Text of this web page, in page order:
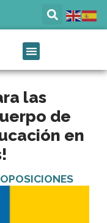
las
de
en